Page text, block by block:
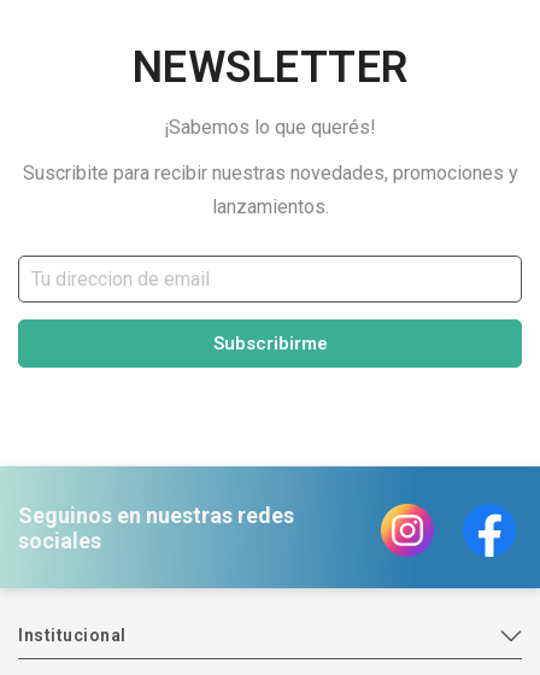
NEWSLETTER
¡Sabemos lo que querés!
Suscribite para recibir nuestras novedades, promociones y
lanzamientos.
Subscribirme
Seguinos en nuestras redes
sociales
Institucional